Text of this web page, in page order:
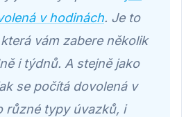
v hodinách. Je to
vám zabere několik
i týdnů. A stejně jako
se počítá dovolená v
různé typy úvazků, i